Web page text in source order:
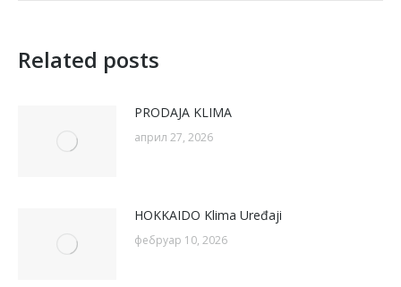
Related posts
PRODAJA KLIMA
април 27, 2026
HOKKAIDO Klima Uređaji
фебруар 10, 2026